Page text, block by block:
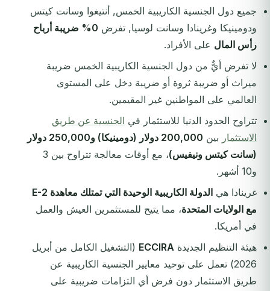
جميع دول الجنسية الكاريبية الخمس, أنتيغوا وسانت كيتس
ودومينيكا وغرينادا وسانت لوسيا, تفرض
0% ضريبة أرباح
رأس المال على الأفراد.
لا تفرض أيٌّ من دول الجنسية الكاريبية الخمس ضريبة
ميراث أو ضريبة ثروة أو ضريبة دخل على المستوى
العالمي على المواطنين غير المقيمين.
تتراوح الحدود الدنيا للاستثمار في الجنسية عن طريق
الاستثمار بين
200,000 دولار (دومينيكا) و250,000 دولار
(سانت كيتس ونيفيس)
، مع أوقات معالجة تتراوح بين 3
و10 أشهر.
غرينادا هي
الدولة الكاريبية الوحيدة التي تمتلك معاهدة E-2
مع الولايات المتحدة، مما يتيح للمستثمرين العيش والعمل
في أمريكا.
هيئة التنظيم الجديدة ECCIRA (التشغيل الكامل من أبريل
2026) تعمل على توحيد معايير الجنسية الكاريبية عن
طريق الاستثمار دون فرض أي التزامات ضريبية على